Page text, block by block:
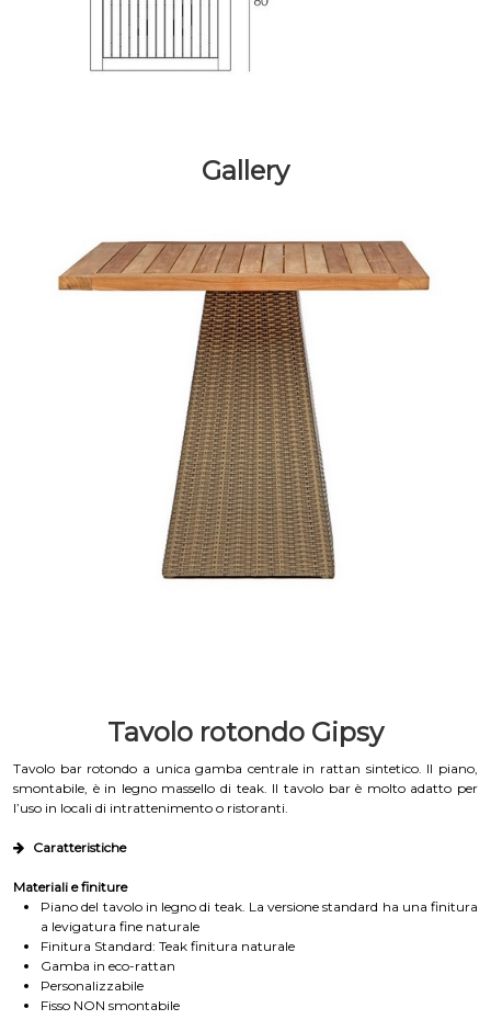
Gallery
Tavolo rotondo Gipsy
Tavolo bar rotondo a unica gamba centrale in rattan sintetico. Il piano,
smontabile, è in legno massello di teak. Il tavolo bar è molto adatto per
l’uso in locali di intrattenimento o ristoranti.
Caratteristiche
Materiali e finiture
Piano del tavolo in legno di teak. La versione standard ha una finitura
a levigatura fine naturale
Finitura Standard: Teak finitura naturale
Gamba in eco-rattan
Personalizzabile
Fisso NON smontabile